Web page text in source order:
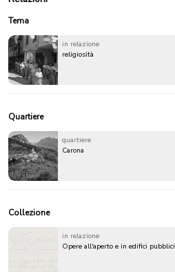
Tema
in relazione
religiosità
Quartiere
quartiere
Carona
Collezione
in relazione
Opere all'aperto e in edifici pubblici